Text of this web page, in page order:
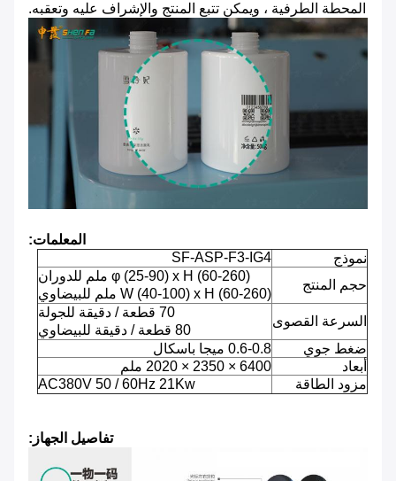
المحطة الطرفية ، ويمكن تتبع المنتج والإشراف عليه وتعقبه.
المعلمات:
نموذج
SF-ASP-F3-IG4
حجم المنتج
φ (25-90) x H (60-260) ملم للدوران
W (40-100) x H (60-260) ملم للبيضاوي
السرعة القصوى
70 قطعة / دقيقة للجولة
80 قطعة / دقيقة للبيضاوي
ضغط جوي
0.6-0.8 ميجا باسكال
أبعاد
6400 × 2350 × 2020 ملم
مزود الطاقة
AC380V 50 / 60Hz 21Kw
تفاصيل الجهاز: